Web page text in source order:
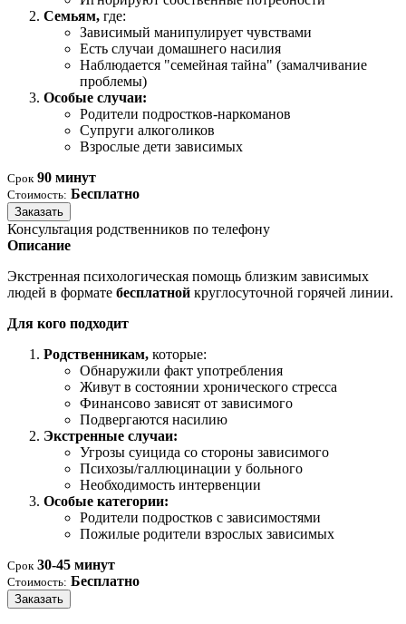
Семьям, где:
Зависимый манипулирует чувствами
Есть случаи домашнего насилия
Наблюдается "семейная тайна" (замалчивание
проблемы)
Особые случаи:
Родители подростков-наркоманов
Супруги алкоголиков
Взрослые дети зависимых
Срок 90 минут
Стоимость: Бесплатно
Заказать
Консультация родственников по телефону
Описание
Экстренная психологическая помощь близким зависимых
людей в формате бесплатной круглосуточной горячей линии.
Для кого подходит
Родственникам, которые:
Обнаружили факт употребления
Живут в состоянии хронического стресса
Финансово зависят от зависимого
Подвергаются насилию
Экстренные случаи:
Угрозы суицида со стороны зависимого
Психозы/галлюцинации у больного
Необходимость интервенции
Особые категории:
Родители подростков с зависимостями
Пожилые родители взрослых зависимых
Срок 30-45 минут
Стоимость: Бесплатно
Заказать